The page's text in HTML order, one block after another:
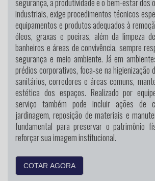
industriais, exige procedimentos técnicos
equipamentos e produtos adequados à
óleos, graxas e poeiras, além da limpeza
banheiros e áreas de convivência, sempre
segurança e meio ambiente. Já em
prédios corporativos, foca-se na higienização
sanitários, corredores e áreas comuns,
estética dos espaços. Realizado por
serviço também pode incluir ações de
jardinagem, reposição de materiais e
fundamental para preservar o patrimônio
reforçar sua imagem institucional.
COTAR AGORA